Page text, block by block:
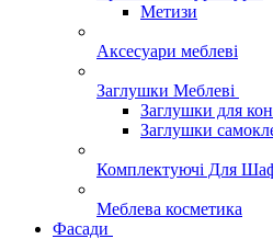
Метизи
Аксесуари меблеві
Заглушки Меблеві
Заглушки для
Заглушки
Комплектуючі Для
Меблева косметика
Фасади